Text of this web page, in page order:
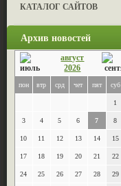
КАТАЛОГ САЙТОВ
Архив новостей
август
2026
пон втр срд чет пят суб
1
3 4 5 6 7 8
10 11 12 13 14 15
17 18 19 20 21 22
24 25 26 27 28 29